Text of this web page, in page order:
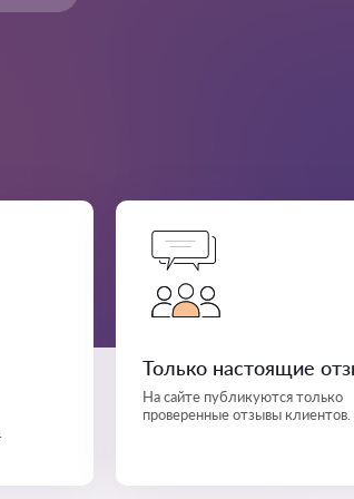
Только настоящие
На сайте публикуются только
проверенные отзывы клиентов.